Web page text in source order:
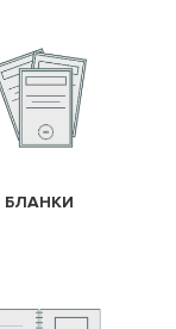
БЛАНКИ